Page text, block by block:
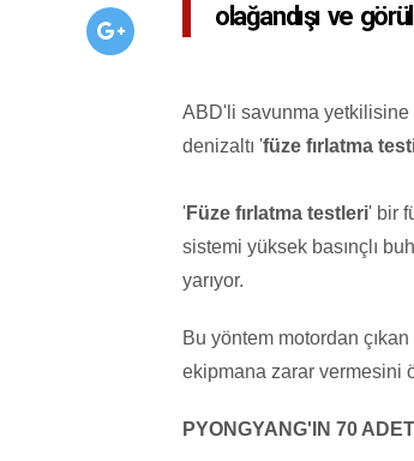
olağandışı ve
ABD'li savunma yetkilisine
denizaltı 'füze fırlatma
'Füze fırlatma testleri' bir
sistemi yüksek basınçlı
yarıyor.
Bu yöntem motordan çıkan
ekipmana zarar vermesini
PYONGYANG'IN 70